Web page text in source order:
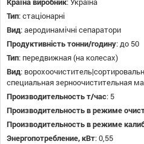
Тип:стаціонарні
Вид:аеродинамічні сепаратори
Продуктивність тонни/годину:до 50
Тип: передвижная (на колесах)
Вид:
специальная зерноочистительная
Производительность т/час: 5
Производительность в режиме
Производительность в режиме
Энергопотребление, кВт:0,55